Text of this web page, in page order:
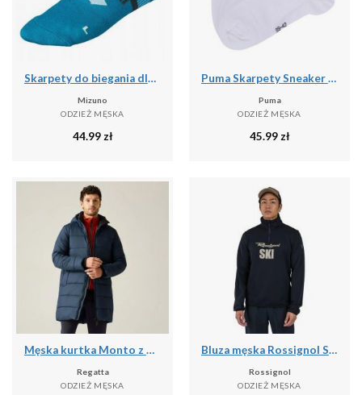
Skarpety do biegania dla dorosłych Mizuno DryLite Race Mid
Mizuno
ODZIEŻ MĘSKA
44.99 zł
Puma Skarpety Sneaker 93531502
Puma
ODZIEŻ MĘSKA
45.99 zł
Męska kurtka Monto z wyściełaniem
Regatta
ODZIEŻ MĘSKA
Bluza męska Rossignol Signature Ski Hz Fleece
Rossignol
ODZIEŻ MĘSKA